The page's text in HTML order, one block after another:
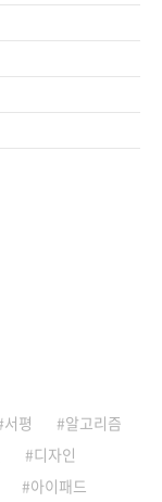
서평
알고리즘
디자인
아이패드